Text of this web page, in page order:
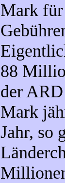
Mark
88
der
Mark
Jahr, so